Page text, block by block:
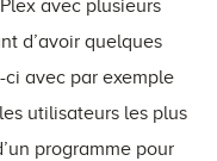
avec plusieurs
d’avoir quelques
avec par exemple
utilisateurs les plus
programme pour